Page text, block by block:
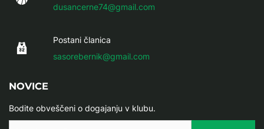
dusancerne74@gmail.com
Postani članica
sasorebernik@gmail.com
NOVICE
Bodite obveščeni o dogajanju v klubu.